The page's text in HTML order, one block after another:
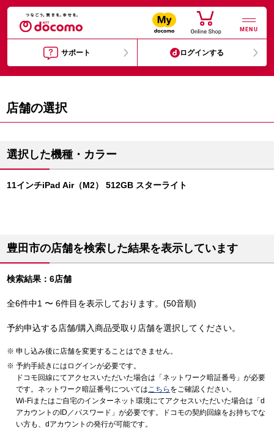
MENU
サポート ログインする
店舗の選択
選択した機種・カラー
11インチiPad Air（M2） 512GB スターライト
豊田市の店舗を検索した結果を表示しています
検索結果：6店舗
全6件中1 〜 6件目を表示しております。(50音順)
予約申込する店舗/購入商品受取り店舗を選択してください。
申し込み後に店舗を変更することはできません。
予約手続きにはログインが必要です。
ドコモ回線にてアクセスいただいた場合は「ネットワーク暗証番号」が必要
です。ネットワーク暗証番号についてはこちら をご確認ください。
Wi-Fiまたはご自宅のインターネット環境にてアクセスいただいた場合は「d
アカウントのID／パスワード」が必要です。ドコモの契約回線をお持ちでな
い方も、dアカウントの発行が可能です。